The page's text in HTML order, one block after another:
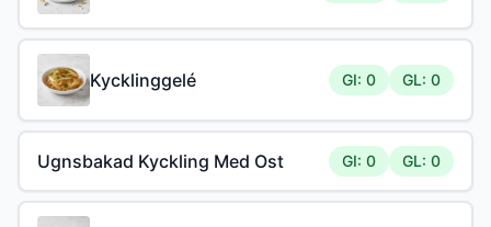
Kycklinggelé GI: 0 GL: 0
Ugnsbakad Kyckling Med Ost GI: 0 GL: 0